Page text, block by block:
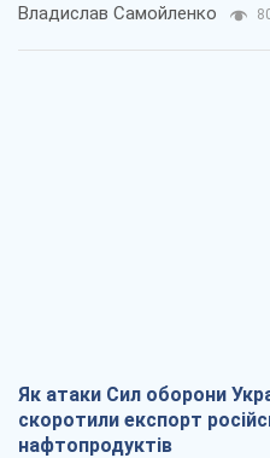
Владислав Самойленко
Як атаки Сил оборони
скоротили експорт
нафтопродуктів